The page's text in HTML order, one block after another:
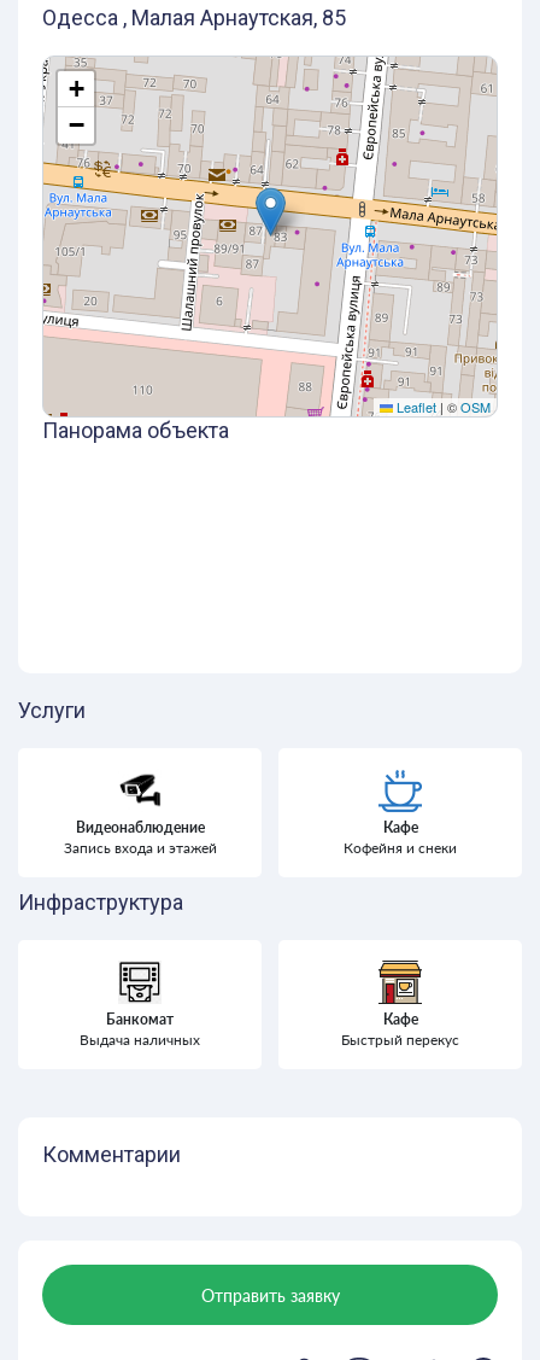
Одесса , Малая Арнаутская, 85
+
−
Leaflet | ©OSM
Панорама объекта
Услуги
Видеонаблюдение
Запись входа и этажей
Кафе
Кофейня и снеки
Инфраструктура
Банкомат
Выдача наличных
Кафе
Быстрый перекус
Комментарии
Отправить заявку